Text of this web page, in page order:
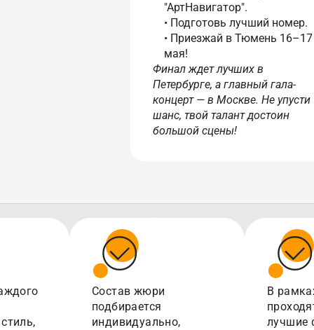
"АртНавигатор".
• Подготовь лучший номер.
• Приезжай в Тюмень 16–17
мая!
Финал ждет лучших в
Петербурге, а главный гала-
концерт — в Москве. Не упусти
шанс, твой талант достоин
большой сцены!
Состав жюри
подбирается
индивидуально,
В
лучшие